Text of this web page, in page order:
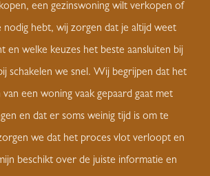
een gezinswoning wilt verkopen of
nodig hebt, wij zorgen dat je altijd weet
en welke keuzes het beste aansluiten bij
schakelen we snel. Wij begrijpen dat het
een woning vaak gepaard gaat met
en dat er soms weinig tijd is om te
we dat het proces vlot verloopt en
beschikt over de juiste informatie en